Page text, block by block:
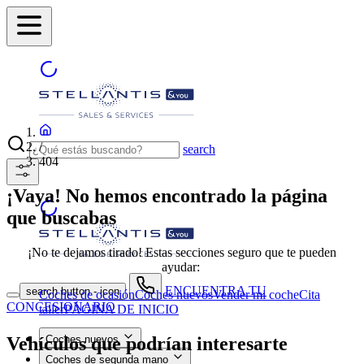
search
search button - icon
ENCUENTRA TU
CONCESIONARIO
Coches nuevos
Coches de segunda mano
/
404
¡Vaya! No hemos encontrado la página
que buscabas
¡No te dejamos tirado! Estas secciones seguro que te pueden
ayudar:
Coches de ocasiónCoches nuevosVender mi cocheCita
tallerPÁGINA DE INICIO
Vehículos que podrían interesarte